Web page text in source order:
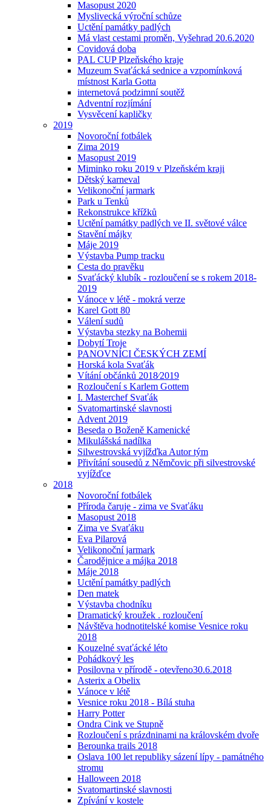
Masopust 2020
Myslivecká výroční schůze
Uctění památky padlých
Má vlast cestami proměn, Vyšehrad 20.6.2020
Covidová doba
PAL CUP Plzeňského kraje
Muzeum Svaťácká sednice a vzpomínková
místnost Karla Gotta
internetová podzimní soutěž
Adventní rozjímání
Vysvěcení kapličky
2019
Novoroční fotbálek
Zima 2019
Masopust 2019
Miminko roku 2019 v Plzeňském kraji
Dětský karneval
Velikonoční jarmark
Park u Tenků
Rekonstrukce křížků
Uctění památky padlých ve II. světové válce
Stavění májky
Máje 2019
Výstavba Pump tracku
Cesta do pravěku
Svaťácký klubík - rozloučení se s rokem 2018-
2019
Vánoce v létě - mokrá verze
Karel Gott 80
Válení sudů
Výstavba stezky na Bohemii
Dobytí Troje
PANOVNÍCI ČESKÝCH ZEMÍ
Horská kola Svaťák
Vítání občánků 2018⁄2019
Rozloučení s Karlem Gottem
I. Masterchef Svaťák
Svatomartinské slavnosti
Advent 2019
Beseda o Boženě Kamenické
Mikulášská nadílka
Silwestrovská vyjížďka Autor tým
Přivítání sousedů z Němčovic při silvestrovské
vyjížďce
2018
Novoroční fotbálek
Příroda čaruje - zima ve Svaťáku
Masopust 2018
Zima ve Svaťáku
Eva Pilarová
Velikonoční jarmark
Čarodějnice a májka 2018
Máje 2018
Uctění památky padlých
Den matek
Výstavba chodníku
Dramatický kroužek . rozloučení
Návštěva hodnotitelské komise Vesnice roku
2018
Kouzelné svaťácké léto
Pohádkový les
Posilovna v přírodě - otevřeno30.6.2018
Asterix a Obelix
Vánoce v létě
Vesnice roku 2018 - Bílá stuha
Harry Potter
Ondra Cink ve Stupně
Rozloučení s prázdninami na královském dvoře
Berounka trails 2018
Oslava 100 let republiky sázení lípy - památného
stromu
Halloween 2018
Svatomartinské slavnosti
Zpívání v kostele